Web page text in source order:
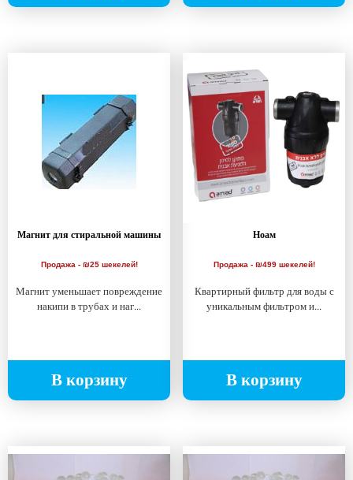
Магнит для стиральной машины
Продажа - ₪25 шекелей!
Магнит уменьшает повреждение
накипи в трубах и наг...
В корзину
Ноам
Продажа - ₪499 шекелей!
Квартирный фильтр для воды с
уникальным фильтром и...
В корзину